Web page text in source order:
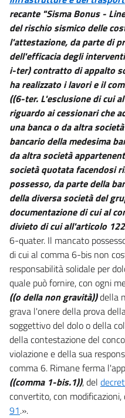
recante "Sisma Bonus -
del rischio sismico delle
l'attestazione, da parte di
dell'efficacia degli
i-ter) contratto di appalto
ha realizzato i lavori e il
((6-ter. L'esclusione di cui
riguardo ai cessionari che
una banca o da altra
bancario della medesima
da altra società
società quotata facendosi
possesso, da parte della
della diversa società del
documentazione di cui al
divieto di cui all'articolo
6-quater. Il mancato
di cui al comma 6-bis non
responsabilità solidale per
quale può fornire, con ogni
((o della non gravità))della
grava l'onere della prova
soggettivo del dolo o della
della contestazione del
violazione e della sua
comma 6. Rimane ferma
((comma 1-bis.1)), del
convertito, con modificazioni,
91.».